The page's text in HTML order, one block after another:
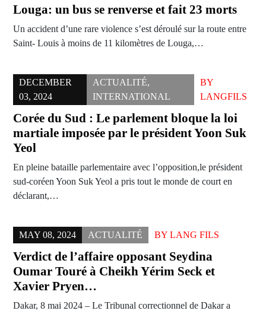
Louga: un bus se renverse et fait 23 morts
Un accident d’une rare violence s’est déroulé sur la route entre
Saint- Louis à moins de 11 kilomètres de Louga,…
DECEMBER
03, 2024
ACTUALITÉ,
INTERNATIONAL
BY
LANGFILS
Corée du Sud : Le parlement bloque la loi
martiale imposée par le président Yoon Suk
Yeol
En pleine bataille parlementaire avec l’opposition,le président
sud-coréen Yoon Suk Yeol a pris tout le monde de court en
déclarant,…
MAY 08, 2024 ACTUALITÉ BY LANG FILS
Verdict de l’affaire opposant Seydina
Oumar Touré à Cheikh Yérim Seck et
Xavier Pryen…
Dakar, 8 mai 2024 – Le Tribunal correctionnel de Dakar a